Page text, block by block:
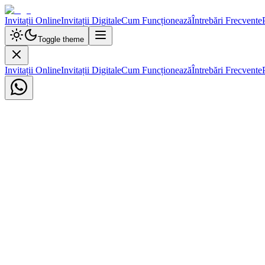
Invitații OnlineInvitații DigitaleCum FuncționeazăÎntrebări Frecvente
Toggle theme
Invitații OnlineInvitații DigitaleCum FuncționeazăÎntrebări Frecvente